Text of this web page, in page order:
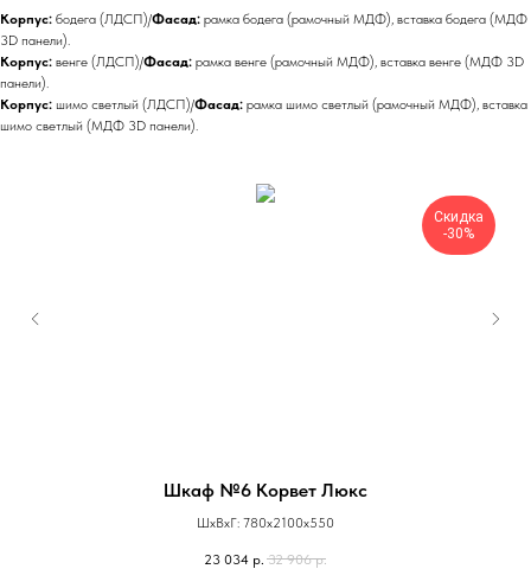
Корпус: бодега (ЛДСП)/Фасад: рамка бодега (рамочный МДФ), вставка бодега (МДФ
3D панели).
Корпус: венге (ЛДСП)/Фасад: рамка венге (рамочный МДФ), вставка венге (МДФ 3D
панели).
Корпус: шимо светлый (ЛДСП)/Фасад: рамка шимо светлый (рамочный МДФ), вставка
шимо светлый (МДФ 3D панели).
Скидка
-30%
Шкаф №6 Корвет Люкс
ШхВхГ: 780х2100х550
23 034 р. 32 906 р.